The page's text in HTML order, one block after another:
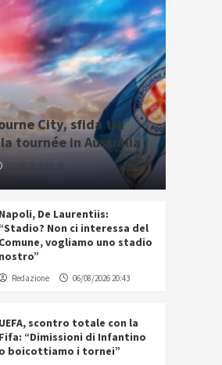
City, sfida tra
tournée in Australia
07/08/2026 06:30
Napoli, De Laurentiis:
“Stadio? Non ci interessa del
Comune, vogliamo uno stadio
nostro”
Redazione 06/08/2026 20:43
UEFA, scontro totale con la
Fifa: “Dimissioni di Infantino
o boicottiamo i tornei”